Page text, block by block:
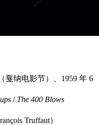
戛纳电影节）、1959 年 6
/ The 400 Blows
Truffaut）